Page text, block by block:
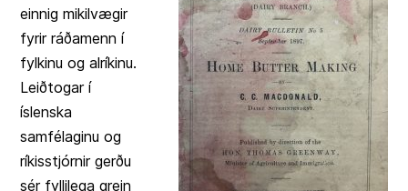
einnig mikilvægir
fyrir ráðamenn í
fylkinu og alríkinu.
Leiðtogar í
íslenska
samfélaginu og
ríkisstjórnir gerðu
sér fyllilega grein